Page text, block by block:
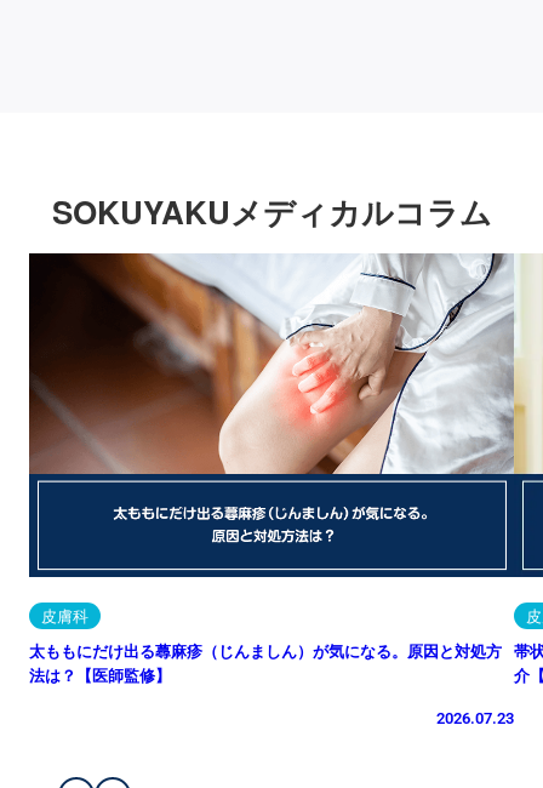
SOKUYAKUメディカルコラム
皮膚科
太ももにだけ出る蕁麻疹（じんましん）が気になる。原因と対処方
法は？【医師監修】
2026.07.23
帯
介